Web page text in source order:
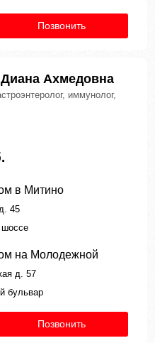
Позвонить
Диана Ахмедовна
иммунолог,
в Митино
45
шоссе
на Молодежной
д. 57
бульвар
Позвонить